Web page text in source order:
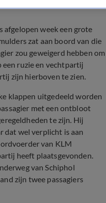
week een grote
zat aan boord van die
zou geweigerd hebben om
een ruzie en vechtpartij
zijn hierboven te zien.
klappen uitgedeeld worden
met een ontbloot
te zijn. Hij
dat wel verplicht is aan
van KLM
heeft plaatsgevonden.
van Schiphol
zijn twee passagiers